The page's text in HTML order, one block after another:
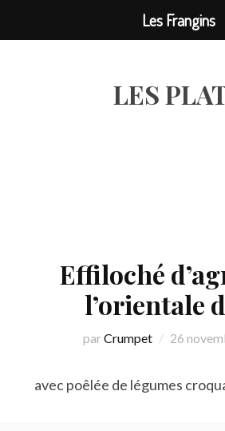
LES
Effiloché
l’orientale
parCrumpet 26
avec poêlée de légumes
Les Frangins